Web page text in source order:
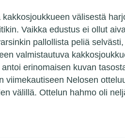
välisestä
Vaikka edustus ei ollut
pallollista peliä
valmistautuva
erinomaisen kuvan
viimekautiseen Nelosen
välillä. Ottelun hahmo oli